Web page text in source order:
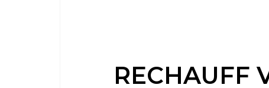
RECHAUFF